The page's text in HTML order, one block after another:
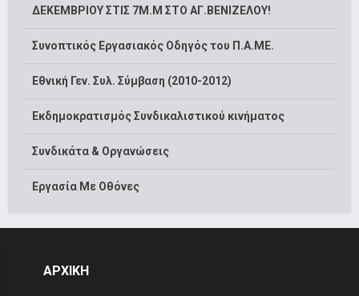
ΔΕΚΕΜΒΡΙΟΥ ΣΤΙΣ 7Μ.Μ ΣΤΟ ΑΓ.ΒΕΝΙΖΕΛΟΥ!
Συνοπτικός Εργασιακός Οδηγός του Π.Α.ΜΕ.
Εθνική Γεν. Συλ. Σύμβαση (2010-2012)
Εκδημοκρατισμός Συνδικαλιστικού κινήματος
Συνδικάτα & Οργανώσεις
Εργασία Με Οθόνες
ΑΡΧΙΚΗ